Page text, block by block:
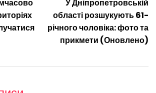
У Дніпропетровській
області розшукують 61-
річного чоловіка: фото та
прикмети (Оновлено)